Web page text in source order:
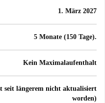
1. März 2027
5 Monate (150 Tage).
Kein Maximalaufenthalt
seit längerem nicht aktualisiert
worden)